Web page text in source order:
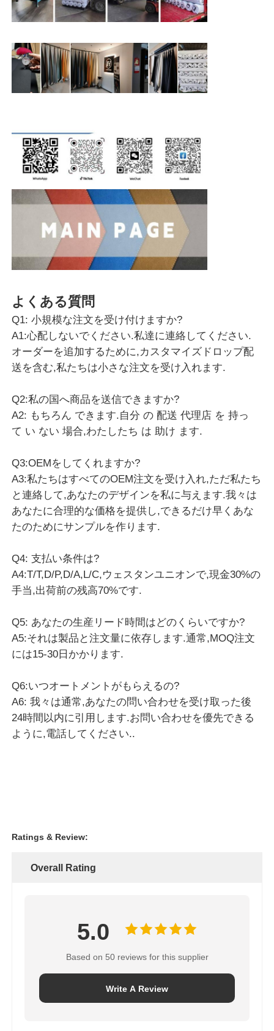
よくある質問
Q1: 小規模な注文を受け付けますか?
A1:心配しないでください.私達に連絡してください.
オーダーを追加するために,カスタマイズドロップ配
送を含む,私たちは小さな注文を受け入れます.
Q2:私の国へ商品を送信できますか?
A2: もちろん できます.自分 の 配送 代理店 を 持っ
て い ない 場合,わたしたち は 助け ます.
Q3:OEMをしてくれますか?
A3:私たちはすべてのOEM注文を受け入れ,ただ私たち
と連絡して,あなたのデザインを私に与えます.我々は
あなたに合理的な価格を提供し,できるだけ早くあな
たのためにサンプルを作ります.
Q4: 支払い条件は?
A4:T/T,D/P,D/A,L/C,ウェスタンユニオンで,現金30%の
手当,出荷前の残高70%です.
Q5: あなたの生産リード時間はどのくらいですか?
A5:それは製品と注文量に依存します.通常,MOQ注文
には15-30日かかります.
Q6:いつオートメントがもらえるの?
A6: 我々は通常,あなたの問い合わせを受け取った後
24時間以内に引用します.お問い合わせを優先できる
ように,電話してください..
Ratings & Review:
Overall Rating
5.0
Based on 50 reviews for this supplier
Write A Review